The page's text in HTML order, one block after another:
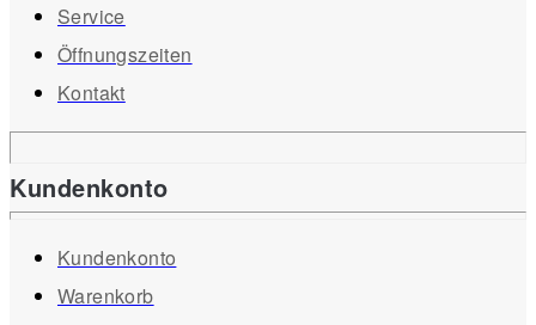
Service
Öffnungszeiten
Kontakt
Kundenkonto
Kundenkonto
Warenkorb